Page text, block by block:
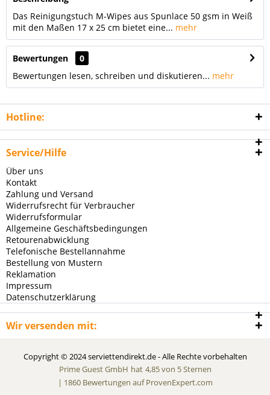
Das Reinigungstuch M-Wipes aus Spunlace 50 gsm in Weiß
mit den Maßen 17 x 25 cm bietet eine... mehr
Bewertungen
0
Bewertungen lesen, schreiben und diskutieren... mehr
Hotline:
Service/Hilfe
Über uns
Kontakt
Zahlung und Versand
Widerrufsrecht für Verbraucher
Widerrufsformular
Allgemeine Geschäftsbedingungen
Retourenabwicklung
Telefonische Bestellannahme
Bestellung von Mustern
Reklamation
Impressum
Datenschutzerklärung
Wir versenden mit:
Copyright © 2024 serviettendirekt.de - Alle Rechte vorbehalten
Prime Guest GmbH hat 4,85von 5Sternen
| 1860Bewertungen auf ProvenExpert.com